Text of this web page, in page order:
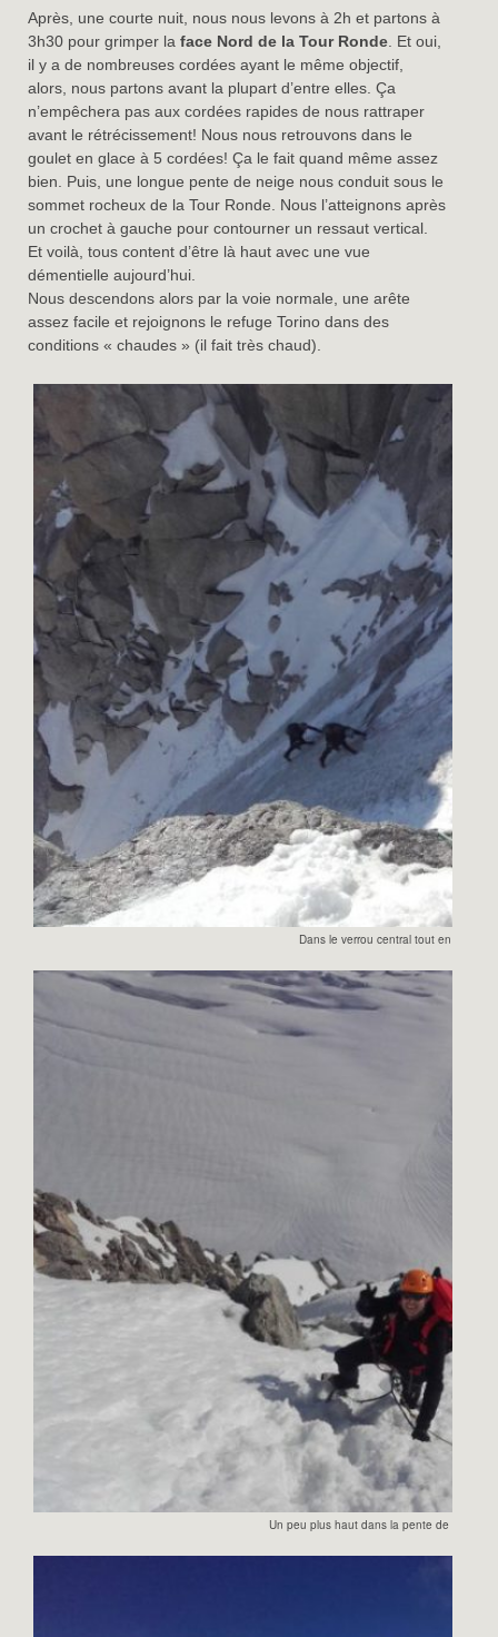
Après, une courte nuit, nous nous levons à 2h et partons à
3h30 pour grimper laface Nord de la Tour Ronde. Et oui,
il y a de nombreuses cordées ayant le même objectif,
alors, nous partons avant la plupart d’entre elles. Ça
n’empêchera pas aux cordées rapides de nous rattraper
avant le rétrécissement! Nous nous retrouvons dans le
goulet en glace à 5 cordées! Ça le fait quand même assez
bien. Puis, une longue pente de neige nous conduit sous le
sommet rocheux de la Tour Ronde. Nous l’atteignons après
un crochet à gauche pour contourner un ressaut vertical.
Et voilà, tous content d’être là haut avec une vue
démentielle aujourd’hui.
Nous descendons alors par la voie normale, une arête
assez facile et rejoignons le refuge Torino dans des
conditions « chaudes » (il fait très chaud).
Dans le verrou central tout en glace.
Un peu plus haut dans la pente de neige